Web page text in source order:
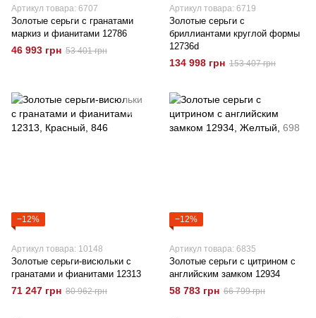
Артикул товара: 6707
Золотые серьги с гранатами
маркиз и фианитами 12786
46 993 грн 53 401 грн
Артикул товара: 6719
Золотые серьги с
бриллиантами круглой формы
12736d
134 998 грн 153 407 грн
−12%
Артикул товара: 10148
Золотые серьги-висюльки с
гранатами и фианитами 12313
71 247 грн 80 962 грн
−12%
Артикул товара: 6835
Золотые серьги с цитрином с
английским замком 12934
58 783 грн 66 799 грн